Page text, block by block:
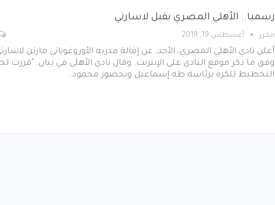
رسميا.. الأهلي المصري يقيل لاسارتي
محرر أغسطس 19, 2019
أعلن نادي الأهلي المصري، الأحد، عن إقالة مدربه الأوروغوياني مارتن
وفق ما ذكر موقع النادي على الإنترنت. وقال نادي الأهلي في بيان: "قررت
التخطيط للكرة برئاسة طه إسماعيل وبحضور محمود…